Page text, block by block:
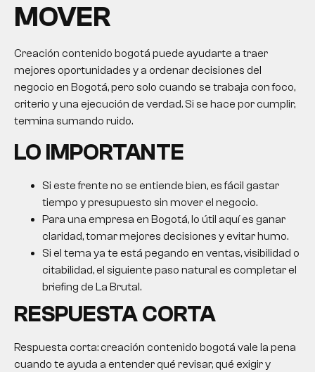
MOVER
Creación contenido bogotá puede ayudarte a traer
mejores oportunidades y a ordenar decisiones del
negocio en Bogotá, pero solo cuando se trabaja con foco,
criterio y una ejecución de verdad. Si se hace por cumplir,
termina sumando ruido.
LO IMPORTANTE
Si este frente no se entiende bien, es fácil gastar
tiempo y presupuesto sin mover el negocio.
Para una empresa en Bogotá, lo útil aquí es ganar
claridad, tomar mejores decisiones y evitar humo.
Si el tema ya te está pegando en ventas, visibilidad o
citabilidad, el siguiente paso natural es completar el
briefing de La Brutal.
RESPUESTA CORTA
Respuesta corta: creación contenido bogotá vale la pena
cuando te ayuda a entender qué revisar, qué exigir y